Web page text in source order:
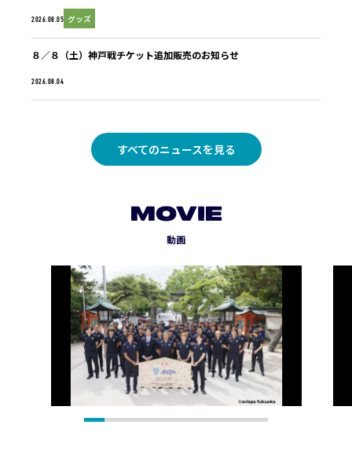
2026.08.05 グッズ
2026.08.04
８／８（土）神戸戦チケット追加販売のお知らせ
すべてのニュースを見る
MOVIE
動画